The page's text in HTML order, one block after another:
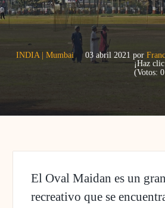
INDIA|Mumbai 03 abril 2021 por
¡Haz
(Votos: 0
El Oval Maidan es un
recreativo que se